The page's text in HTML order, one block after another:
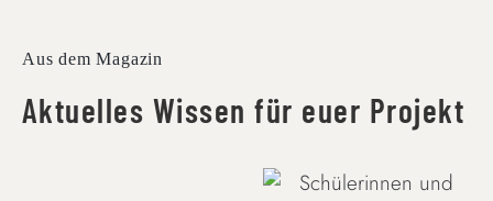
Aus dem Magazin
Aktuelles Wissen für euer Projekt